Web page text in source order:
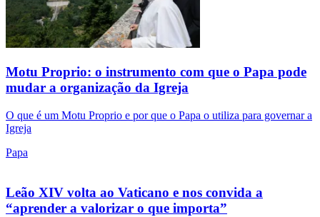
Motu Proprio: o instrumento com que o Papa pode
mudar a organização da Igreja
O que é um Motu Proprio e por que o Papa o utiliza para governar a
Igreja
Papa
Leão XIV volta ao Vaticano e nos convida a
“aprender a valorizar o que importa”